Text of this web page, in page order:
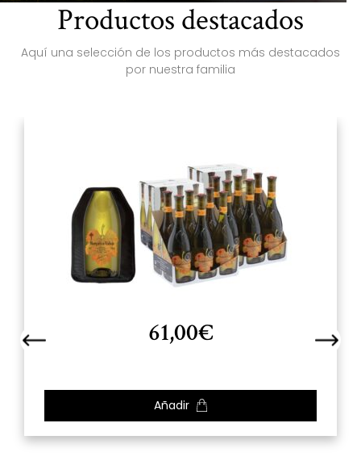
Productos destacados
Aquí una selección de los productos más destacados
por nuestra familia
61,00€
Añadir